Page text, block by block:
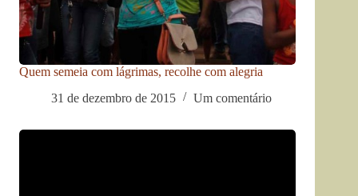
Quem semeia com lágrimas, recolhe com alegria
31 de dezembro de 2015
Um comentário